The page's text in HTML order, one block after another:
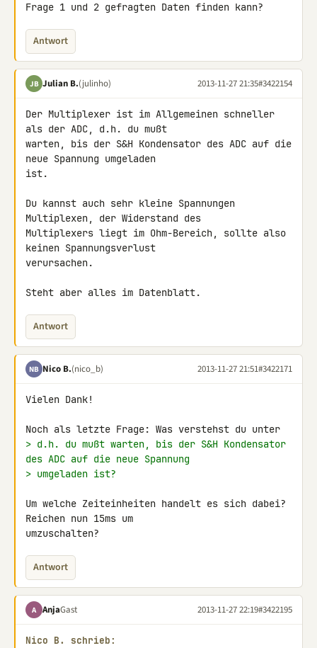
Frage 1 und 2 gefragten Daten finden kann?
Antwort
JB Julian B.(julinho) 2013-11-27 21:35#3422154
Der Multiplexer ist im Allgemeinen schneller
als der ADC, d.h. du mußt
warten, bis der S&H Kondensator des ADC auf die
neue Spannung umgeladen
ist.
Du kannst auch sehr kleine Spannungen
Multiplexen, der Widerstand des
Multiplexers liegt im Ohm-Bereich, sollte also
keinen Spannungsverlust
verursachen.
Steht aber alles im Datenblatt.
Antwort
NB Nico B.(nico_b) 2013-11-27 21:51#3422171
Vielen Dank!
> d.h. du mußt warten, bis der S&H Kondensator
des ADC auf die neue Spannung
> umgeladen ist?
Um welche Zeiteinheiten handelt es sich dabei?
Reichen nun 15ms um
umzuschalten?
Antwort
A AnjaGast 2013-11-27 22:19#3422195
Nico B. schrieb: